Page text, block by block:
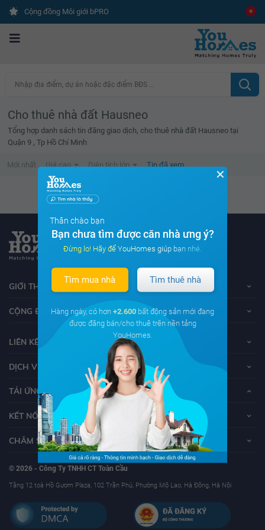
Cộng đồng Môi giới bPRO
Nhập địa điểm, dự án hoặc đặc điểm BĐS ...
Cho thuê nhà đất Hausneo
Tổng hợp danh sách tin đăng giao dịch, cho thuê nhà đất Hausneo tại
Quận 9 , Tp Hồ Chí Minh
Mới nhất Giá cao Diện tích lớn Tin đã xem
Danh sách tin đã xem trống
GIỚI THIỆU VỀ YOUHOMES
CỘNG ĐỒNG YOUHOMERS
LIÊN KẾT
DỊCH VỤ KHÁCH HÀNG
TẢI ỨNG DỤNG YOUHOMES
KẾT NỐI VỚI YOUHOMES
CHĂM SÓC KHÁCH HÀNG
© 2026 - Công Ty TNHH CT Toàn Cầu
Tầng 12 toà Hồ Gươm Plaza, 102 Trần Phú, Phường Mộ Lao, Hà Đông, Hà Nội
✕
Thân chào bạn
Bạn chưa tìm được căn nhà ưng ý?
Đừng lo! Hãy để YouHomes giúp bạn nhé.
Tìm mua nhà Tìm thuê nhà
Hàng ngày, có hơn +2.600 bất động sản mới đang
được đăng bán/cho thuê trên nền tảng
YouHomes.